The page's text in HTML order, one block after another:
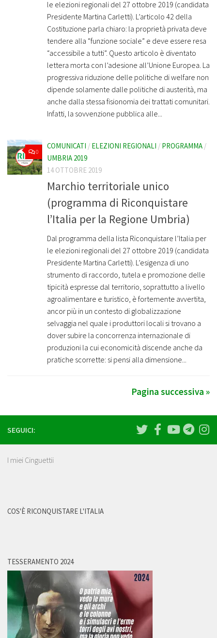
le elezioni regionali del 27 ottobre 2019 (candidata
Presidente Martina Carletti). L’articolo 42 della
Costituzione parla chiaro: la proprietà privata deve
tendere alla “funzione sociale” e deve essere resa
“accessibile a tutti”. Questo articolo è diventato
lettera morta con l’adesione all’Unione Europea. La
progressiva riduzione delle politiche di welfare non
dipende solamente dalle politiche di austerità, ma
anche dalla stessa fisionomia dei trattati comunitari.
Infatti, la sovvenzione pubblica alle...
0
COMUNICATI / ELEZIONI REGIONALI / PROGRAMMA /
UMBRIA 2019
14 OTTOBRE 2019
Marchio territoriale unico
(programma di Riconquistare
l’Italia per la Regione Umbria)
Dal programma della lista Riconquistare l’Italia per
le elezioni regionali del 27 ottobre 2019 (candidata
Presidente Martina Carletti). L’esigenza di uno
strumento di raccordo, tutela e promozione delle
tipicità espresse dal territorio, soprattutto a livello
agroalimentare e turistico, è fortemente avvertita,
ancor più in un contesto di globalizzazione
selvaggia nel quale i produttori locali si trovano a
dover subire la concorrenza internazionale di
produzioni la cui economicità discende anche da
pratiche scorrette: si pensi alla dimensione...
Pagina successiva »
SEGUICI:
I miei Cinguettii
COS'È RICONQUISTARE L'ITALIA
TESSERAMENTO 2024